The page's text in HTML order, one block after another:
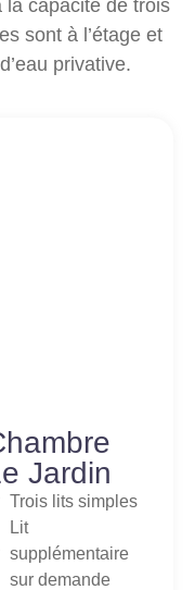
la capacité de trois
sont à l’étage et
privative.
Jardin
Trois lits simples
Lit
supplémentaire
sur demande